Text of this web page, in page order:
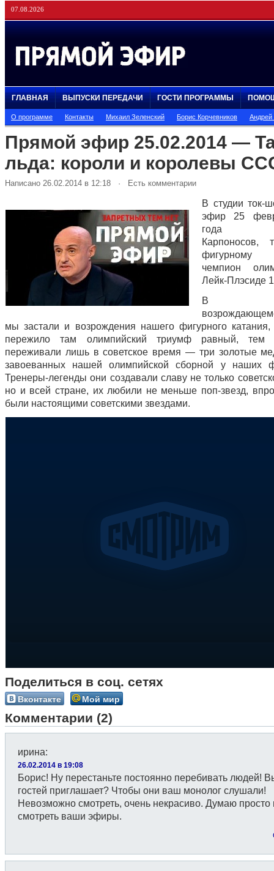
07.08.2026
ГЛАВНАЯ ВЫПУСКИ ПЕРЕДАЧИ ГОСТИ ПРОГРАММЫ
О программе Контакты Михаил Зеленский Борис Корчевников
Прямой эфир 25.02.2014 —
льда: короли и королевы
Написано 26.02.2014 в 12:18 · Есть комментарии
В студии ток-
эфир 25
года
Карпоносов,
фигурному
чемпион
Лейк-Плэсиде
В
мы застали и возрождения нашего фигурного
пережило там олимпийский триумф равный, тем
переживали лишь в советское время — три золотые
завоеванных нашей олимпийской сборной у наших
Тренеры-легенды они создавали славу не только
но и всей стране, их любили не меньше поп-звезд,
были настоящими советскими звездами.
Поделиться в соц. сетях
Вконтакте Мой мир
Комментарии (2)
ирина:
26.02.2014 в 19:08
Борис! Ну перестаньте постоянно перебивать людей!
гостей приглашает? Чтобы они ваш монолог слушали!
Невозможно смотреть, очень некрасиво. Думаю просто
смотреть ваши эфиры.